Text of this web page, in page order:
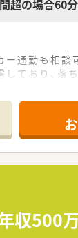
超の場合60分
通勤も相談
おり、落ち
拡大を続け
や従業員の
け、多角的
に決定させ
提示も可能
なく、メリ
500